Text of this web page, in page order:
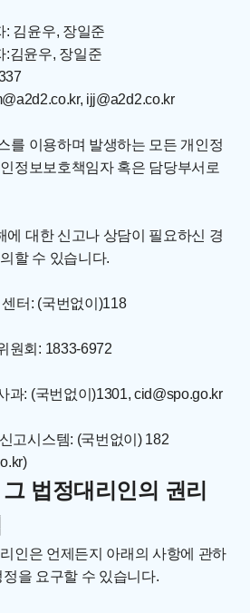
김윤우, 장일준
:김윤우, 장일준
, ijj@a2d2.co.kr
를 이용하며 발생하는 모든 개인정
정보보호책임자 혹은 담당부서로
에 대한 신고나 상담이 필요하신 경
할 수 있습니다.
터: (국번없이)118
원회: 1833-6972
과: (국번없이)1301, cid@spo.go.kr
고시스템: (국번없이) 182
법정대리인의 권리
인은 언제든지 아래의 사항에 관하
을 요구할 수 있습니다.